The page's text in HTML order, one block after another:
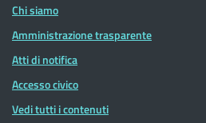
Chi siamo
Amministrazione trasparente
Atti di notifica
Accesso civico
Vedi tutti i contenuti